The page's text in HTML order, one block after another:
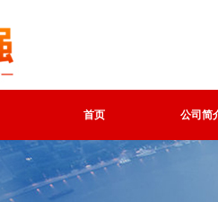
首页 公司简